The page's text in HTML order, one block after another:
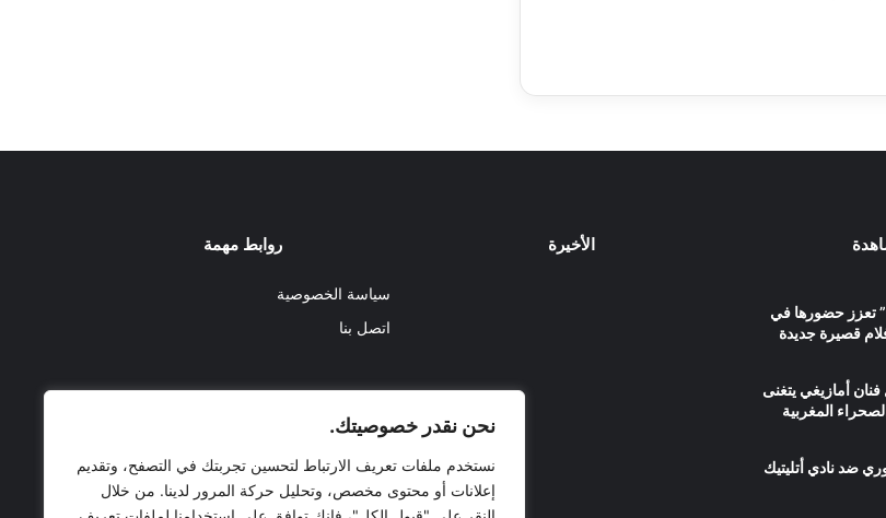
نحن نقدر خصوصيتك.
نستخدم ملفات تعريف الارتباط لتحسين تجربتك في التصفح، وتقديم
إعلانات أو محتوى مخصص، وتحليل حركة المرور لدينا. من خلال
تعزز حضورها في
قصيرة جديدة
أمازيغي يتغنى
المغربية
ضد نادي أتليتيك
الأخيرة روابط مهمة
سياسة الخصوصية
اتصل بنا